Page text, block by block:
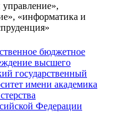
«информатика и
бюджетное
высшего
государственный
имени академика
Федерации